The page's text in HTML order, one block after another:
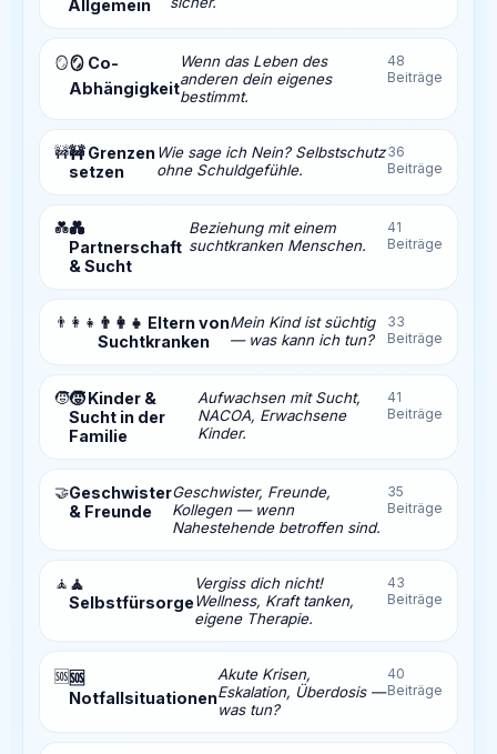
Allgemein
🪞🪞 Co-
Abhängigkeit
Wenn das Leben des
anderen dein eigenes
bestimmt.
48
Beiträge
🚧🚧 Grenzen
setzen
Wie sage ich Nein? Selbstschutz
ohne Schuldgefühle.
36
Beiträge
💑💑
Partnerschaft
& Sucht
Beziehung mit einem
suchtkranken Menschen.
41
Beiträge
👨‍👩‍👧 👨‍👩‍👧 Eltern von
Suchtkranken
Mein Kind ist süchtig
— was kann ich tun?
33
Beiträge
🧒🧒 Kinder &
Sucht in der
Familie
Aufwachsen mit Sucht,
NACOA, Erwachsene
Kinder.
41
Beiträge
🤝Geschwister
& Freunde
Geschwister, Freunde,
Kollegen — wenn
Nahestehende betroffen sind.
35
Beiträge
🧘 🧘
Selbstfürsorge
Vergiss dich nicht!
Wellness, Kraft tanken,
eigene Therapie.
43
Beiträge
🆘🆘
Notfallsituationen
Akute Krisen,
Eskalation, Überdosis —
was tun?
40
Beiträge